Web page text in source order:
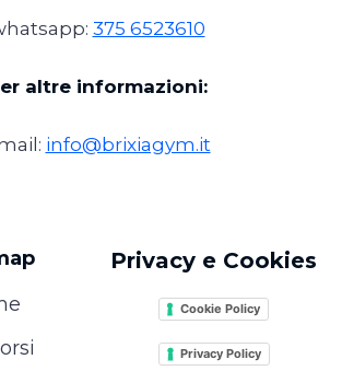
375 6523610
altre informazioni:
info@brixiagym.it
Privacy e Cookies
Cookie Policy
Privacy Policy